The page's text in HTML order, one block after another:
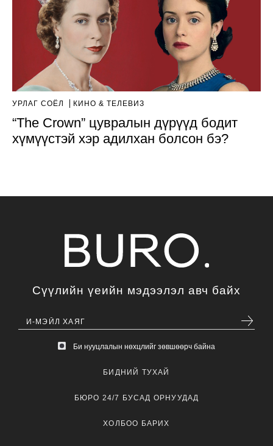
УРЛАГ СОЁЛ КИНО & ТЕЛЕВИЗ
“The Crown” цувралын дүрүүд бодит
хүмүүстэй хэр адилхан болсон бэ?
Сүүлийн үеийн мэдээлэл авч байх
Би нууцлалын нөхцлийг зөвшөөрч байна
БИДНИЙ ТУХАЙ
БЮРО 24/7 БУСАД ОРНУУДАД
ХОЛБОО БАРИХ